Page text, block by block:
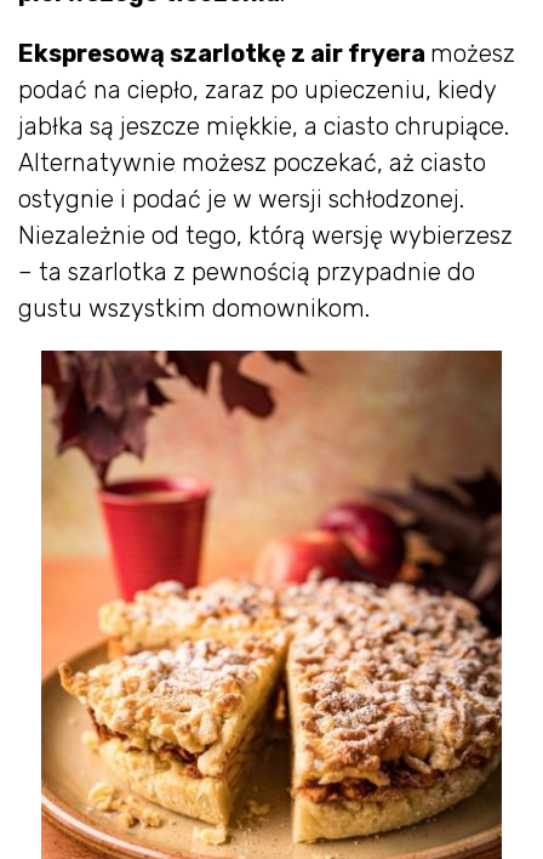
Ekspresową szarlotkę z air fryera możesz
podać na ciepło, zaraz po upieczeniu, kiedy
jabłka są jeszcze miękkie, a ciasto chrupiące.
Alternatywnie możesz poczekać, aż ciasto
ostygnie i podać je w wersji schłodzonej.
Niezależnie od tego, którą wersję wybierzesz
– ta szarlotka z pewnością przypadnie do
gustu wszystkim domownikom.